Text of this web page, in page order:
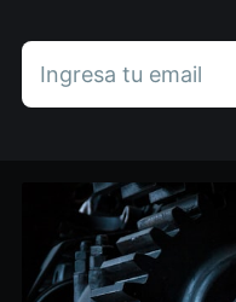
Ingresa tu email